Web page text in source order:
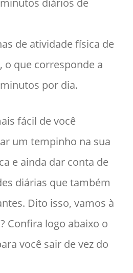
diários de
de atividade física de
o que corresponde a
por dia.
fácil de você
um tempinho na sua
e ainda dar conta de
diárias que também
Dito isso, vamos à
Confira logo abaixo o
você sair de vez do